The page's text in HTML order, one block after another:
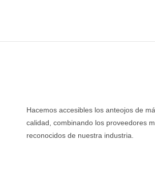
Hacemos accesibles los anteojos de
calidad, combinando los proveedores
reconocidos de nuestra industria.